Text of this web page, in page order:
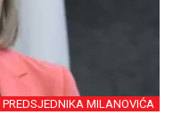
MILANOVIĆA